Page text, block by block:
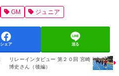
GM ジュニア
シェア 送る
リレーインタビュー 第２０回 宮崎
博史さん（後編）